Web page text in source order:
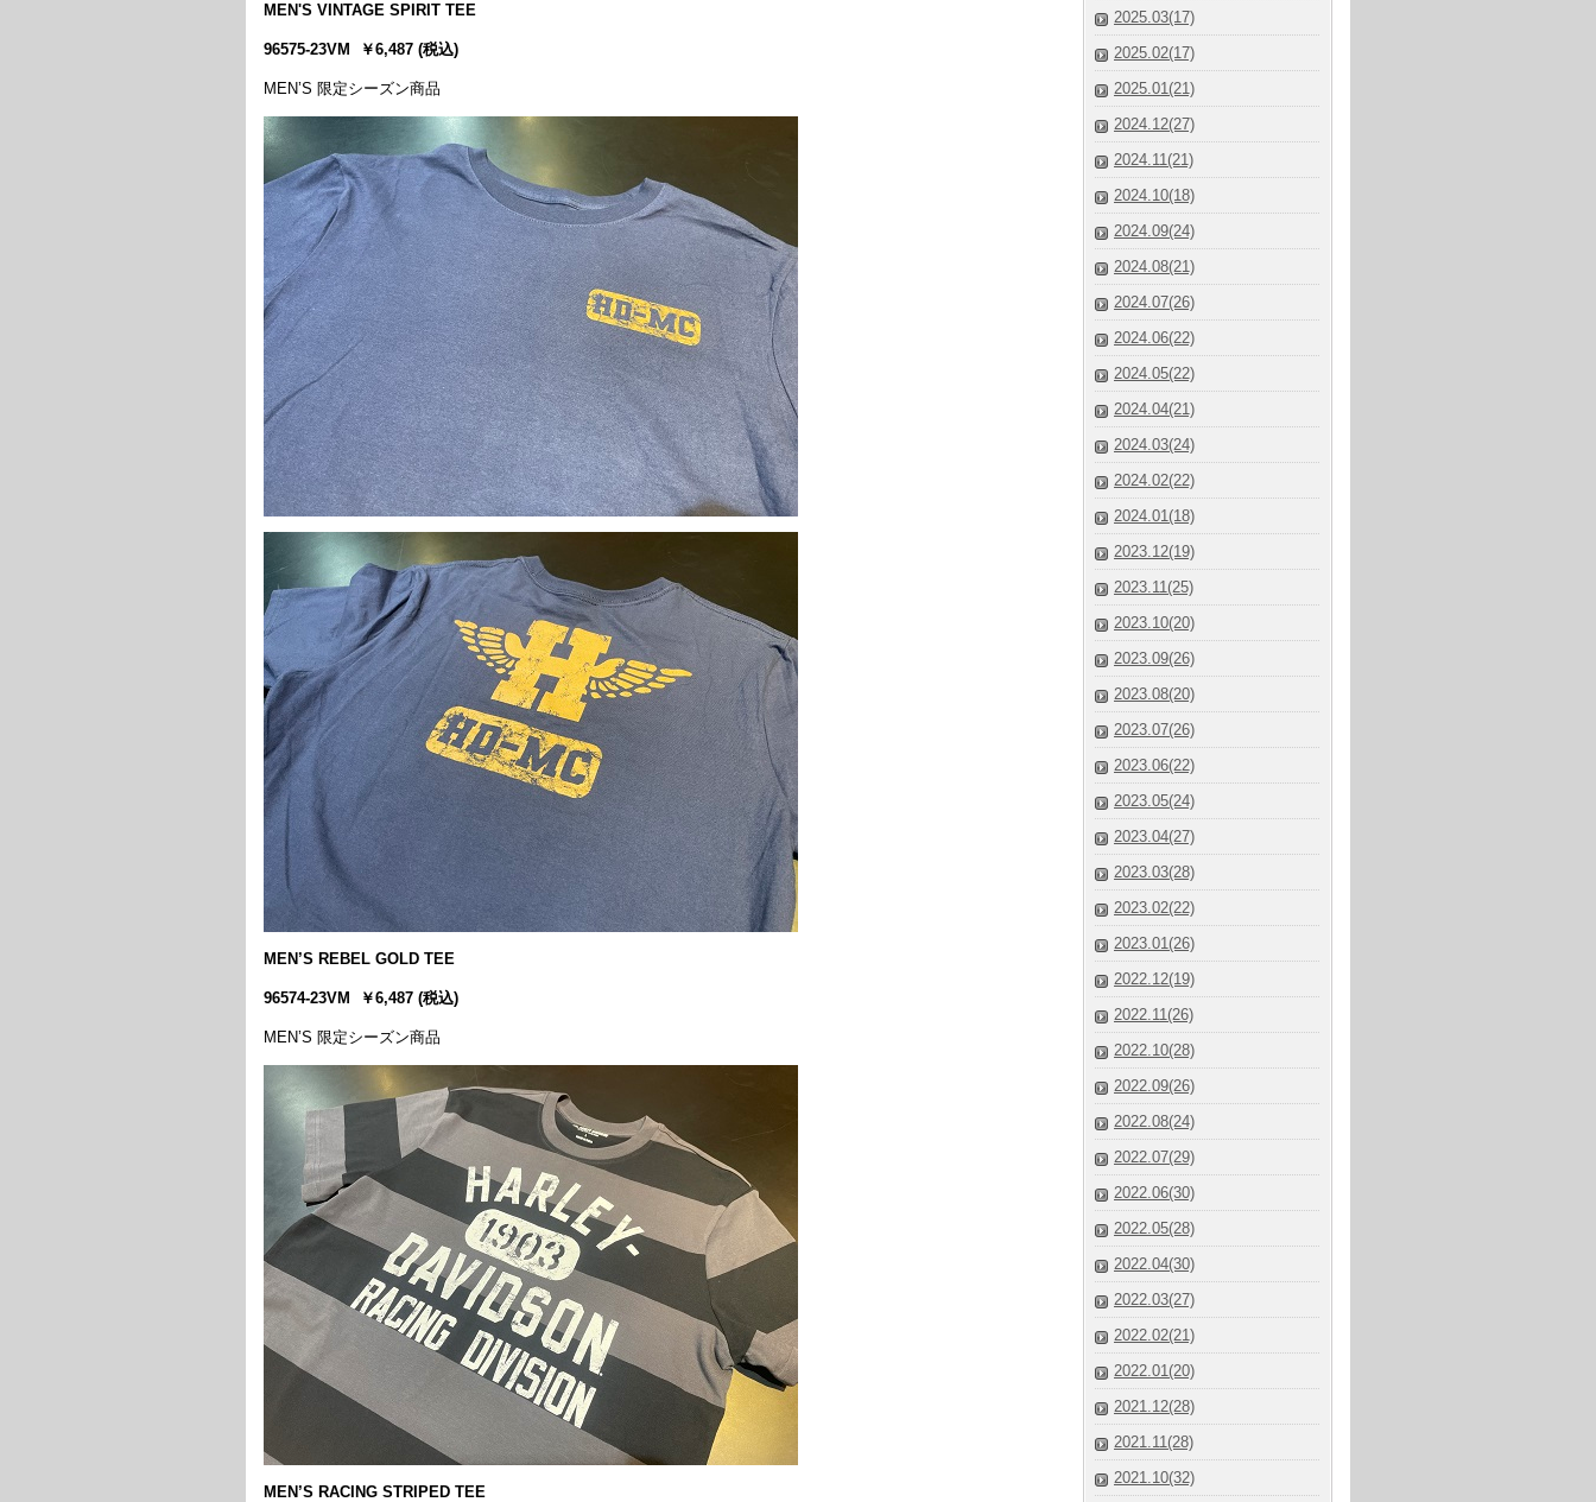
MEN'S VINTAGE SPIRIT TEE
96575-23VM ￥6,487 (税込)
MEN’S 限定シーズン商品
MEN’S REBEL GOLD TEE
96574-23VM ￥6,487 (税込)
MEN’S 限定シーズン商品
MEN’S RACING STRIPED TEE
2025.03(17)
2025.02(17)
2025.01(21)
2024.12(27)
2024.11(21)
2024.10(18)
2024.09(24)
2024.08(21)
2024.07(26)
2024.06(22)
2024.05(22)
2024.04(21)
2024.03(24)
2024.02(22)
2024.01(18)
2023.12(19)
2023.11(25)
2023.10(20)
2023.09(26)
2023.08(20)
2023.07(26)
2023.06(22)
2023.05(24)
2023.04(27)
2023.03(28)
2023.02(22)
2023.01(26)
2022.12(19)
2022.11(26)
2022.10(28)
2022.09(26)
2022.08(24)
2022.07(29)
2022.06(30)
2022.05(28)
2022.04(30)
2022.03(27)
2022.02(21)
2022.01(20)
2021.12(28)
2021.11(28)
2021.10(32)